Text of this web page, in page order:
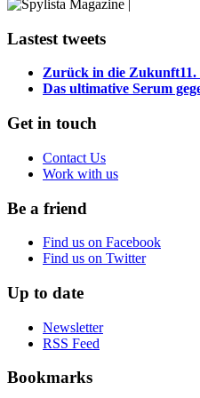
Lastest tweets
Zurück in die Zukunft
Das ultimative Serum
Get in touch
Contact Us
Work with us
Be a friend
Find us on Facebook
Find us on Twitter
Up to date
Newsletter
RSS Feed
Bookmarks